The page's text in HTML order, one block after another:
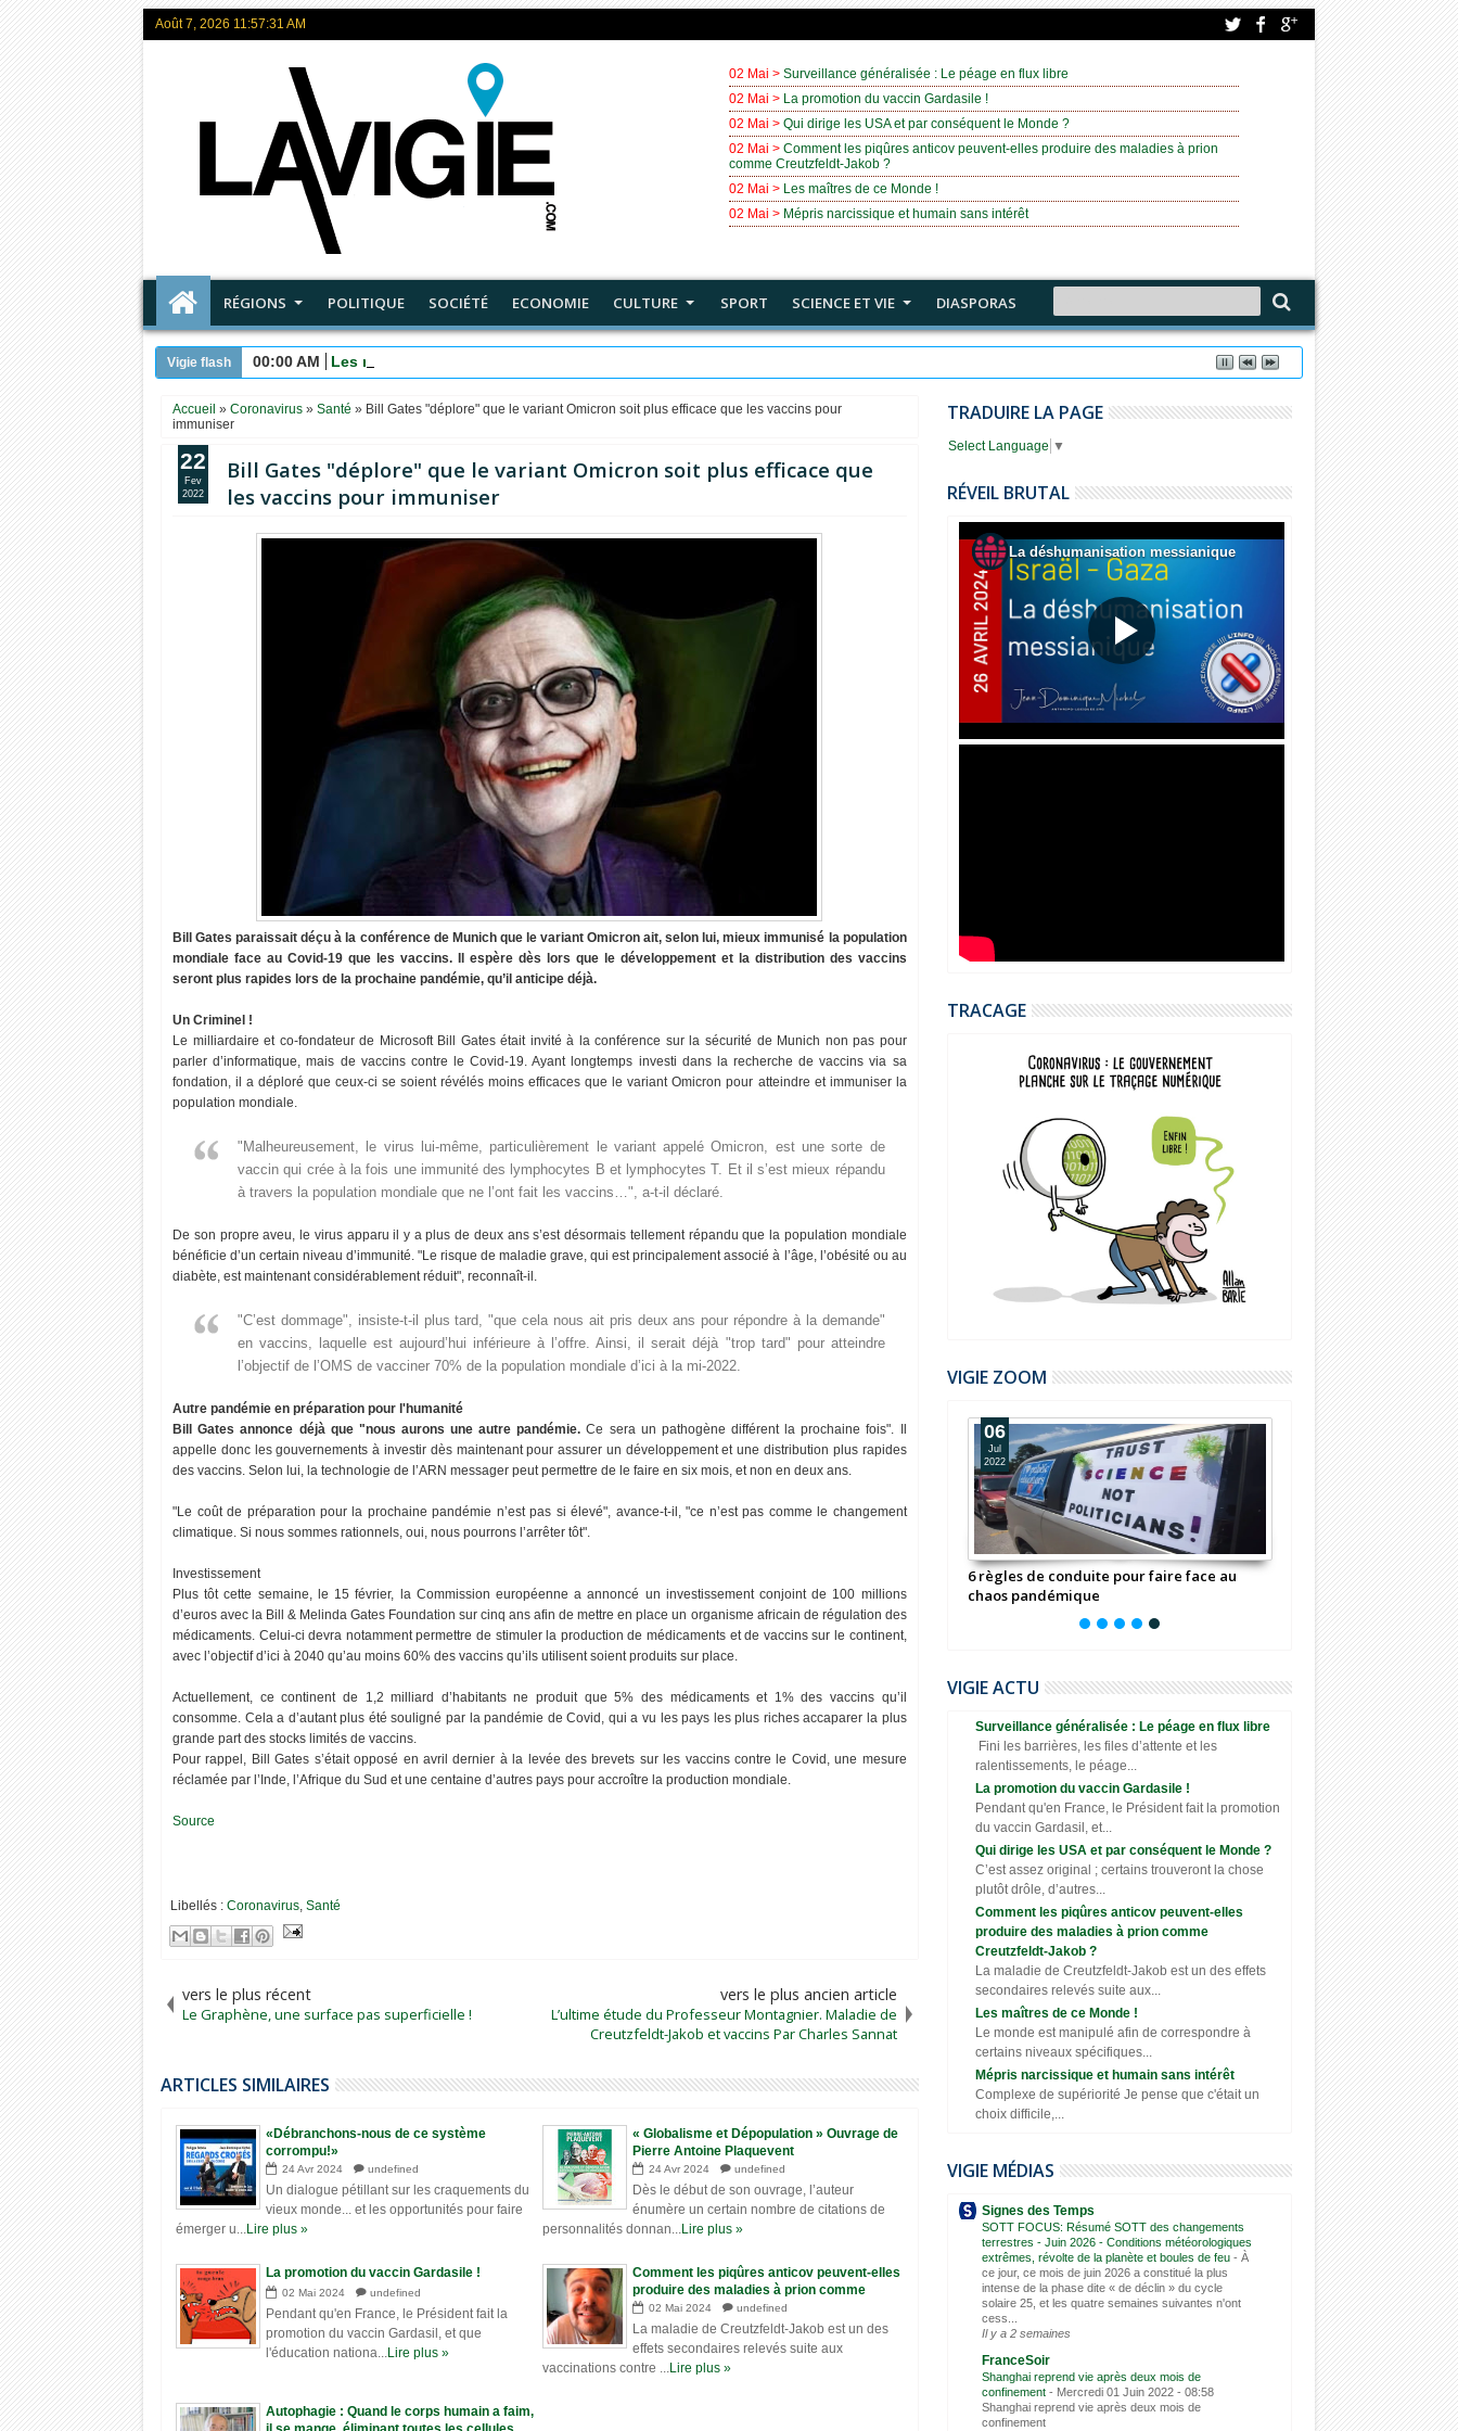
Août 7, 2026 11:57:32 AM
02 Mai > Surveillance généralisée : Le péage en flux libre
02 Mai > La promotion du vaccin Gardasile !
02 Mai > Qui dirige les USA et par conséquent le Monde ?
02 Mai > Comment les piqûres anticov peuvent-elles produire des maladies à prion
comme Creutzfeldt-Jakob ?
02 Mai > Les maîtres de ce Monde !
02 Mai > Mépris narcissique et humain sans intérêt
RÉGIONS POLITIQUE SOCIÉTÉ ECONOMIE CULTURE SPORT SCIENCE ET VIE DIASPORAS
Vigie flash 00:00 AM Les maîtres de ce Monde !
Accueil »Coronavirus »Santé » Bill Gates "déplore" que le variant Omicron soit plus efficace que les vaccins pour
immuniser
Bill Gates "déplore" que le variant Omicron soit plus efficace que
les vaccins pour immuniser
Bill Gates paraissait déçu à la conférence de Munich que le variant Omicron ait, selon lui, mieux immunisé la population
mondiale face au Covid-19 que les vaccins. Il espère dès lors que le développement et la distribution des vaccins
seront plus rapides lors de la prochaine pandémie, qu’il anticipe déjà.
Un Criminel !
Le milliardaire et co-fondateur de Microsoft Bill Gates était invité à la conférence sur la sécurité de Munich non pas pour
parler d’informatique, mais de vaccins contre le Covid-19. Ayant longtemps investi dans la recherche de vaccins via sa
fondation, il a déploré que ceux-ci se soient révélés moins efficaces que le variant Omicron pour atteindre et immuniser la
population mondiale.
"Malheureusement, le virus lui-même, particulièrement le variant appelé Omicron, est une sorte de
vaccin qui crée à la fois une immunité des lymphocytes B et lymphocytes T. Et il s’est mieux répandu
à travers la population mondiale que ne l’ont fait les vaccins…", a-t-il déclaré.
De son propre aveu, le virus apparu il y a plus de deux ans s’est désormais tellement répandu que la population mondiale
bénéficie d’un certain niveau d’immunité. "Le risque de maladie grave, qui est principalement associé à l’âge, l’obésité ou au
diabète, est maintenant considérablement réduit", reconnaît-il.
"C’est dommage", insiste-t-il plus tard, "que cela nous ait pris deux ans pour répondre à la demande"
en vaccins, laquelle est aujourd’hui inférieure à l’offre. Ainsi, il serait déjà "trop tard" pour atteindre
l’objectif de l’OMS de vacciner 70% de la population mondiale d’ici à la mi-2022.
Autre pandémie en préparation pour l'humanité
Bill Gates annonce déjà que "nous aurons une autre pandémie. Ce sera un pathogène différent la prochaine fois". Il
appelle donc les gouvernements à investir dès maintenant pour assurer un développement et une distribution plus rapides
des vaccins. Selon lui, la technologie de l’ARN messager peut permettre de le faire en six mois, et non en deux ans.
"Le coût de préparation pour la prochaine pandémie n’est pas si élevé", avance-t-il, "ce n’est pas comme le changement
climatique. Si nous sommes rationnels, oui, nous pourrons l’arrêter tôt".
Investissement
Plus tôt cette semaine, le 15 février, la Commission européenne a annoncé un investissement conjoint de 100 millions
d’euros avec la Bill & Melinda Gates Foundation sur cinq ans afin de mettre en place un organisme africain de régulation des
médicaments. Celui-ci devra notamment permettre de stimuler la production de médicaments et de vaccins sur le continent,
avec l’objectif d’ici à 2040 qu’au moins 60% des vaccins qu’ils utilisent soient produits sur place.
Actuellement, ce continent de 1,2 milliard d’habitants ne produit que 5% des médicaments et 1% des vaccins qu’il
consomme. Cela a d’autant plus été souligné par la pandémie de Covid, qui a vu les pays les plus riches accaparer la plus
grande part des stocks limités de vaccins.
Pour rappel, Bill Gates s’était opposé en avril dernier à la levée des brevets sur les vaccins contre le Covid, une mesure
réclamée par l’Inde, l’Afrique du Sud et une centaine d’autres pays pour accroître la production mondiale.
Source
22
Fev
2022
Libellés :Coronavirus,Santé
vers le plus récent
Le Graphène, une surface pas superficielle !
vers le plus ancien article
L’ultime étude du Professeur Montagnier. Maladie de
Creutzfeldt-Jakob et vaccins Par Charles Sannat
ARTICLES SIMILAIRES
«Débranchons-nous de ce système
corrompu!»
24Avr 2024 undefined
Un dialogue pétillant sur les craquements du
vieux monde... et les opportunités pour faire
émerger u...Lire plus »
« Globalisme et Dépopulation » Ouvrage de
Pierre Antoine Plaquevent
24 Avr 2024 undefined
Dès le début de son ouvrage, l’auteur
énumère un certain nombre de citations de
personnalités donnan...Lire plus »
La promotion du vaccin Gardasile !
02 Mai 2024 undefined
Pendant qu'en France, le Président fait la
promotion du vaccin Gardasil, et que
l'éducation nationa...Lire plus »
Comment les piqûres anticov peuvent-elles
produire des maladies à prion comme
Creutzfeldt-Jakob ?
02 Mai 2024 undefined
La maladie de Creutzfeldt-Jakob est un des
effets secondaires relevés suite aux
vaccinations contre ...Lire plus »
Autophagie : Quand le corps humain a faim,
TRADUIRE LA PAGE
Select Language ▼
RÉVEIL BRUTAL
TRACAGE
VIGIE ZOOM
Maroc : Feuille de route royale – Combattre
le stress hydrique
20
Oct
2022
мêмє"
14
Oct
Séverac)
06
Jul
6 règles de conduite pour faire face au
chaos pandémique
06
Jul
2022
VIGIE ACTU
Surveillance généralisée : Le péage en flux libre
Fini les barrières, les files d’attente et les
ralentissements, le péage...
La promotion du vaccin Gardasile !
Pendant qu'en France, le Président fait la promotion
du vaccin Gardasil, et...
Qui dirige les USA et par conséquent le Monde ?
C’est assez original ; certains trouveront la chose
plutôt drôle, d’autres...
Comment les piqûres anticov peuvent-elles
produire des maladies à prion comme
Creutzfeldt-Jakob ?
La maladie de Creutzfeldt-Jakob est un des effets
secondaires relevés suite aux...
Les maîtres de ce Monde !
Le monde est manipulé afin de correspondre à
certains niveaux spécifiques...
Mépris narcissique et humain sans intérêt
Complexe de supériorité Je pense que c'était un
choix difficile,...
VIGIE MÉDIAS
Signes des Temps
SOTT FOCUS: Résumé SOTT des changements
terrestres - Juin 2026 - Conditions météorologiques
extrêmes, révolte de la planète et boules de feu - À
ce jour, ce mois de juin 2026 a constitué la plus
intense de la phase dite « de déclin » du cycle
solaire 25, et les quatre semaines suivantes n'ont
cess...
Il y a 2 semaines
FranceSoir
Shanghai reprend vie après deux mois de
confinement - Mercredi 01 Juin 2022 - 08:58
Shanghai reprend vie après deux mois de
confinement